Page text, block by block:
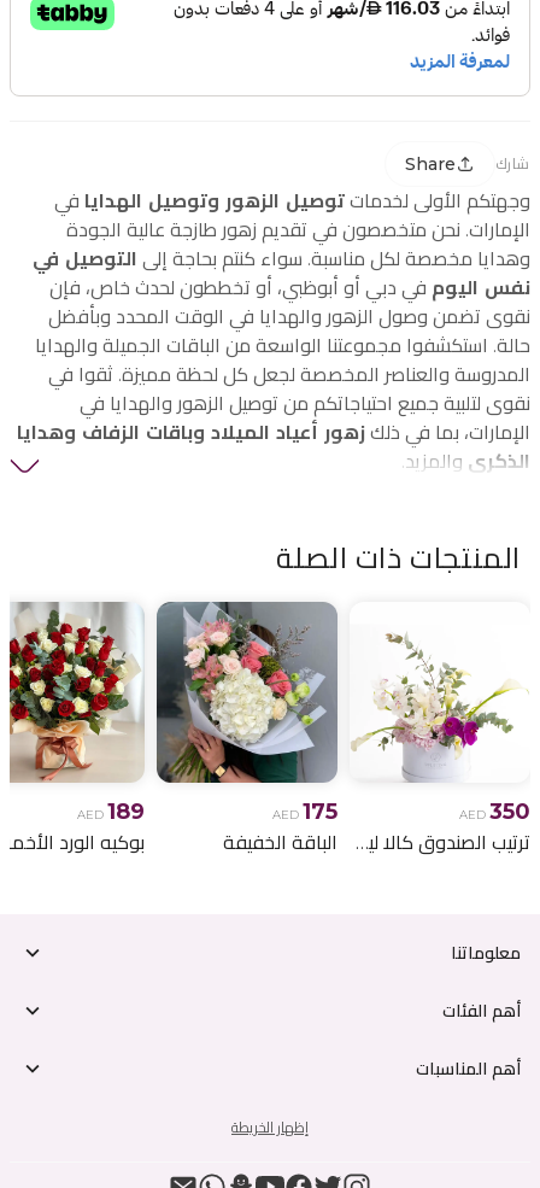
شارك Share
وجهتكم الأولى لخدمات توصيل الزهور وتوصيل الهدايا في
الإمارات. نحن متخصصون في تقديم زهور طازجة عالية الجودة
وهدايا مخصصة لكل مناسبة. سواء كنتم بحاجة إلى التوصيل في
نفس اليوم في دبي أو أبوظبي، أو تخططون لحدث خاص، فإن
نقوى تضمن وصول الزهور والهدايا في الوقت المحدد وبأفضل
حالة. استكشفوا مجموعتنا الواسعة من الباقات الجميلة والهدايا
المدروسة والعناصر المخصصة لجعل كل لحظة مميزة. ثقوا في
نقوى لتلبية جميع احتياجاتكم من توصيل الزهور والهدايا في
الإمارات، بما في ذلك زهور أعياد الميلاد وباقات الزفاف وهدايا
الذكرى والمزيد.
المنتجات ذات الصلة
AED 350
ترتيب الصندوق كالا ليلي
AED 175
الباقة الخفيفة
AED 189
معلوماتنا
أهم الفئات
أهم المناسبات
إظهار الخريطة